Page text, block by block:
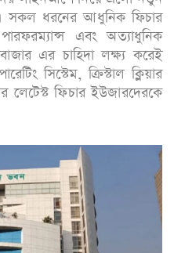
সকল ধরনের আধুনিক ফিচার
এবং অত্যাধুনিক
এর চাহিদা লক্ষ্য করেই
সিস্টেম, ক্রিস্টাল ক্লিয়ার
ফিচার ইউজারদেরকে